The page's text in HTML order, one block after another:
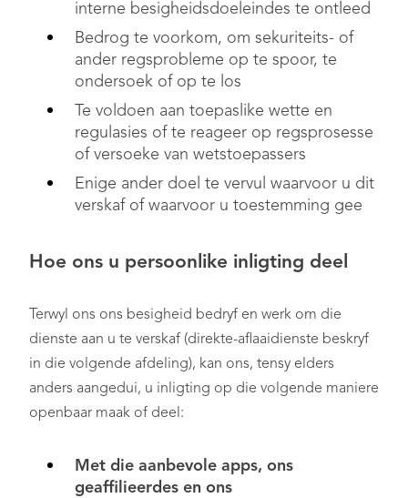
interne besigheidsdoeleindes te ontleed
Bedrog te voorkom, om sekuriteits- of
ander regsprobleme op te spoor, te
ondersoek of op te los
Te voldoen aan toepaslike wette en
regulasies of te reageer op regsprosesse
of versoeke van wetstoepassers
Enige ander doel te vervul waarvoor u dit
verskaf of waarvoor u toestemming gee
Hoe ons u persoonlike inligting deel
Terwyl ons ons besigheid bedryf en werk om die
dienste aan u te verskaf (direkte-aflaaidienste beskryf
in die volgende afdeling), kan ons, tensy elders
anders aangedui, u inligting op die volgende maniere
openbaar maak of deel:
Met die aanbevole apps, ons
geaffilieerdes en ons